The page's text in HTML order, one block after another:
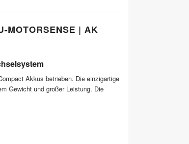
MOTORSENSE | AK
Akkus betrieben. Die einzigartige
Gewicht und großer Leistung. Die